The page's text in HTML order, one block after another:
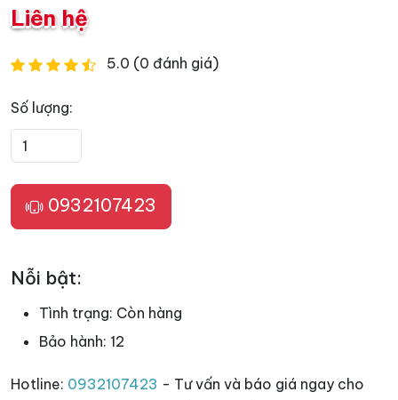
Liên hệ
5.0 (0 đánh giá)
Số lượng:
0932107423
Nỗi bật:
Tình trạng: Còn hàng
Bảo hành: 12
Hotline: 0932107423 - Tư vấn và báo giá ngay cho